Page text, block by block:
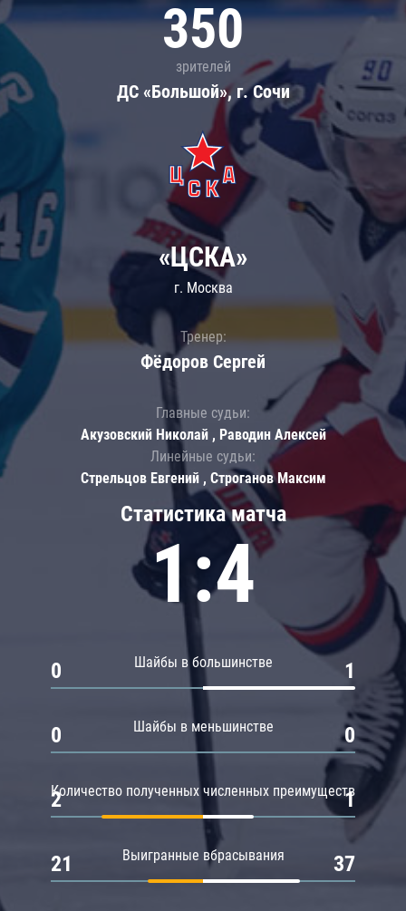
350
зрителей
ДС «Большой», г. Сочи
Статистика матча
1:4
Шайбы в большинстве
0 1
Шайбы в меньшинстве
0 0
Количество полученных численных преимуществ
2 1
Выигранные вбрасывания
21 37
«ЦСКА»
г. Москва
Тренер:
Фёдоров Сергей
Главные судьи:
Акузовский Николай , Раводин Алексей
Линейные судьи:
Стрельцов Евгений , Строганов Максим